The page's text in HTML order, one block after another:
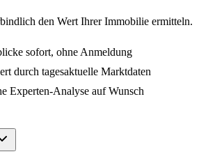
den Wert Ihrer Immobilie ermitteln.
sofort, ohne Anmeldung
durch tagesaktuelle Marktdaten
Experten-Analyse auf Wunsch